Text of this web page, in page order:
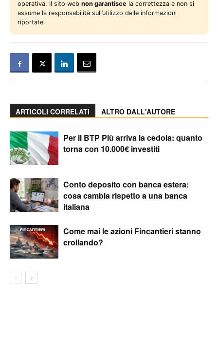
operativa. Il sito web non garantisce la correttezza e non si
assume la responsabilità sull’utilizzo delle informazioni
riportate.
ARTICOLI CORRELATI ALTRO DALL'AUTORE
Per il BTP Più arriva la cedola: quanto
torna con 10.000€ investiti
Conto deposito con banca estera:
cosa cambia rispetto a una banca
italiana
Come mai le azioni Fincantieri stanno
crollando?